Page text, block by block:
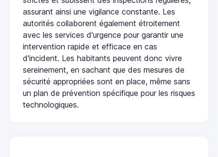
assurant ainsi une vigilance constante. Les
autorités collaborent également étroitement
avec les services d'urgence pour garantir une
intervention rapide et efficace en cas
d'incident. Les habitants peuvent donc vivre
sereinement, en sachant que des mesures de
sécurité appropriées sont en place, même sans
un plan de prévention spécifique pour les risques
technologiques.